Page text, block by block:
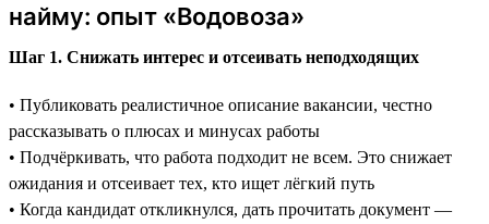
найму: опыт «Водовоза»
Шаг 1. Снижать интерес и отсеивать неподходящих
• Публиковать реалистичное описание вакансии, честно
рассказывать о плюсах и минусах работы
• Подчёркивать, что работа подходит не всем. Это снижает
ожидания и отсеивает тех, кто ищет лёгкий путь
• Когда кандидат откликнулся, дать прочитать документ —